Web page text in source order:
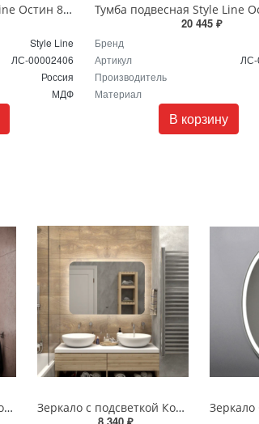
Тумба подвесная Style Line Остин 80 см ЛС-00002406 тауп темный
Style Line
ЛС-00002406
Россия
МДФ
20 445 ₽
Бренд
Артикул
ЛС-
Производитель
Материал
В корзину
Зеркало с подсветкой Continent Пронто Люкс 60 х 80 см ЗЛП154
Зеркало с подсветкой Континент Burzhe Led 100х70 с бесконтактным сенсором ЗЛП398